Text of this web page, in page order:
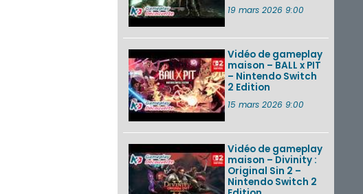
19 mars 2026 9:00
Vidéo de gameplay
maison – BALL x PIT
– Nintendo Switch
2 Edition
15 mars 2026 9:00
Vidéo de gameplay
maison – Divinity :
Original Sin 2 –
Nintendo Switch 2